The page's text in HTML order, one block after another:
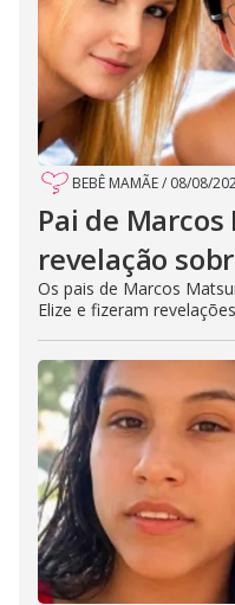
BEBÊ MAMÃE/ 08/08/
Pai de
revelação
Os pais de Marcos
Elize e fizeram